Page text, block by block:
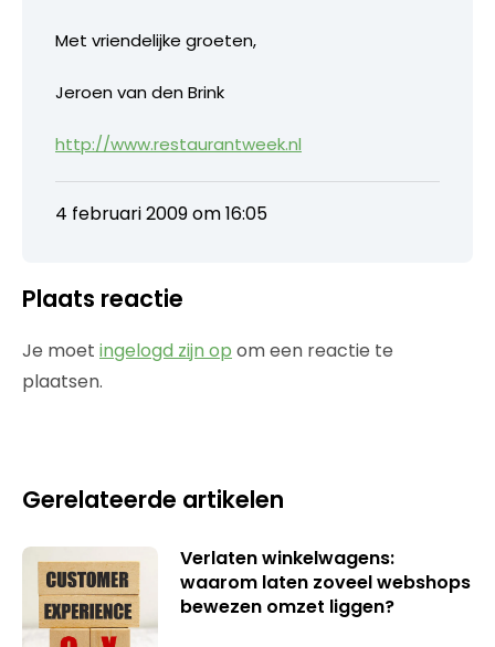
Met vriendelijke groeten,
Jeroen van den Brink
http://www.restaurantweek.nl
4 februari 2009 om 16:05
Plaats reactie
Je moet ingelogd zijn op om een reactie te
plaatsen.
Gerelateerde artikelen
Verlaten winkelwagens:
waarom laten zoveel webshops
bewezen omzet liggen?